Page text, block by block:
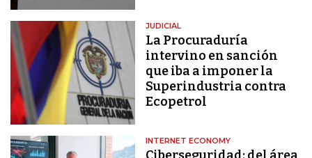
JUDICIAL
La Procuraduría
intervino en sanción
que iba a imponer la
Superindustria contra
Ecopetrol
INTERNET ECONOMY